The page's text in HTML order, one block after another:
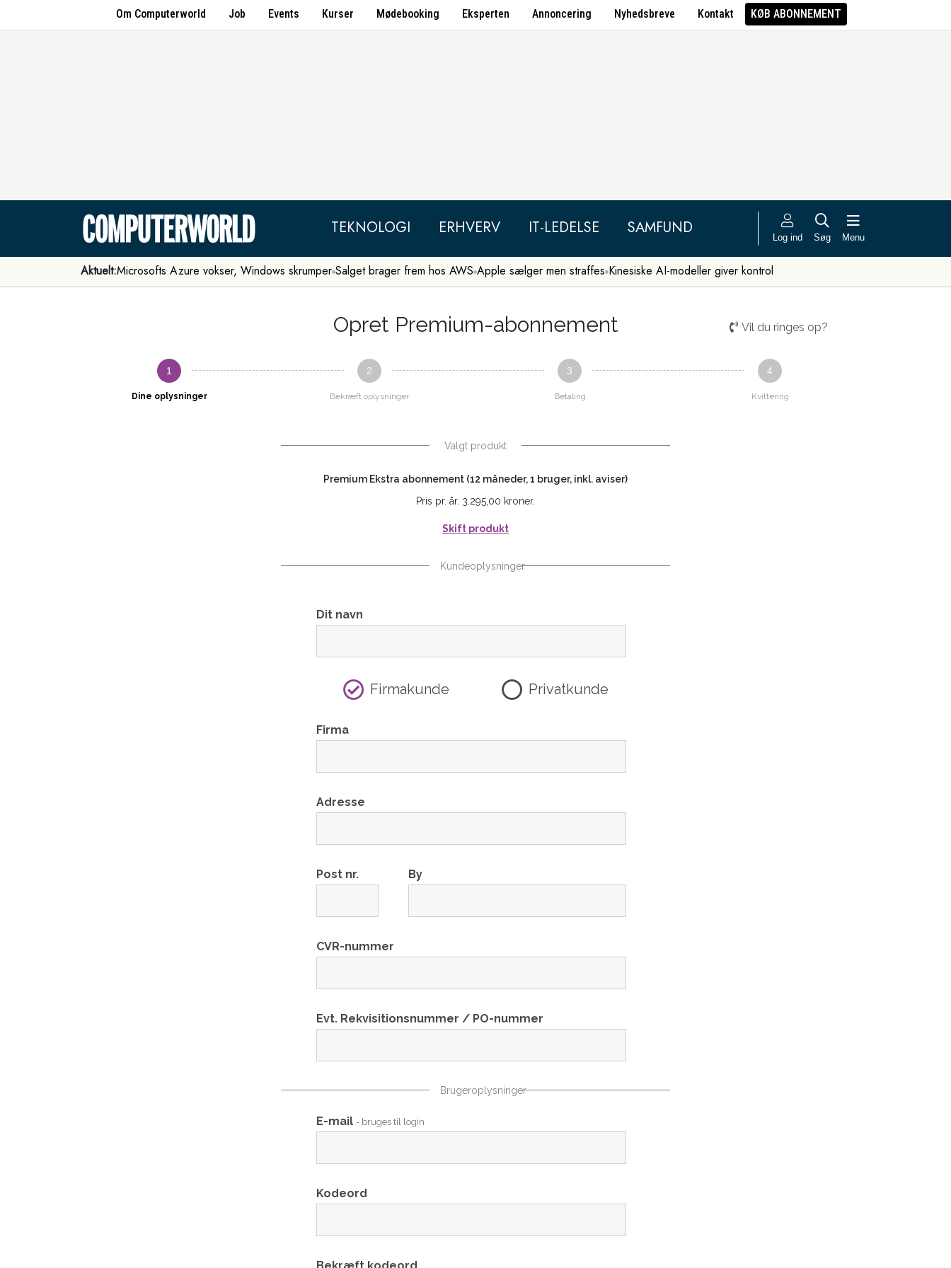
Om Computerworld Job Events Kurser Mødebooking Eksperten Annoncering Nyhedsbreve Kontakt KØB ABONNEMENT
TEKNOLOGI ERHVERV IT-LEDELSE SAMFUND Log ind Søg Menu
Aktuelt:Microsofts Azure vokser, Windows skrumper Salget brager frem hos AWS Apple sælger men straffes Kinesiske AI-modeller giver kontrol
Opret Premium-abonnement Vil du ringes op?
1
Dine oplysninger
2
Bekræft oplysninger
3
Betaling
4
Kvittering
Valgt produkt
Premium Ekstra abonnement (12 måneder, 1 bruger, inkl. aviser)
Pris pr. år. 3.295,00 kroner.
Skift produkt
Kundeoplysninger
Dit navn
Firmakunde Privatkunde
Firma
Adresse
Post nr. By
CVR-nummer
Evt. Rekvisitionsnummer / PO-nummer
Brugeroplysninger
E-mail - bruges til login
Kodeord